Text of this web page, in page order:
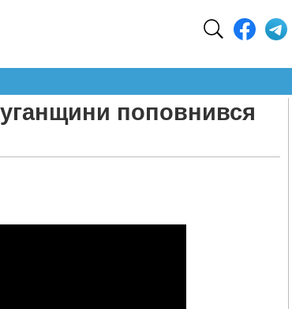
поповнився